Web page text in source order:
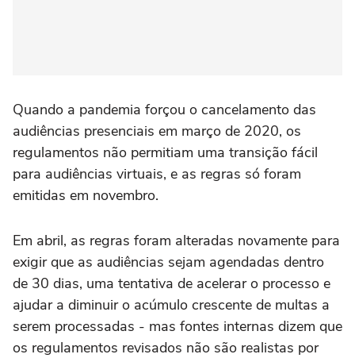
Quando a pandemia forçou o cancelamento das
audiências presenciais em março de 2020, os
regulamentos não permitiam uma transição fácil
para audiências virtuais, e as regras só foram
emitidas em novembro.
Em abril, as regras foram alteradas novamente para
exigir que as audiências sejam agendadas dentro
de 30 dias, uma tentativa de acelerar o processo e
ajudar a diminuir o acúmulo crescente de multas a
serem processadas - mas fontes internas dizem que
os regulamentos revisados não são realistas por